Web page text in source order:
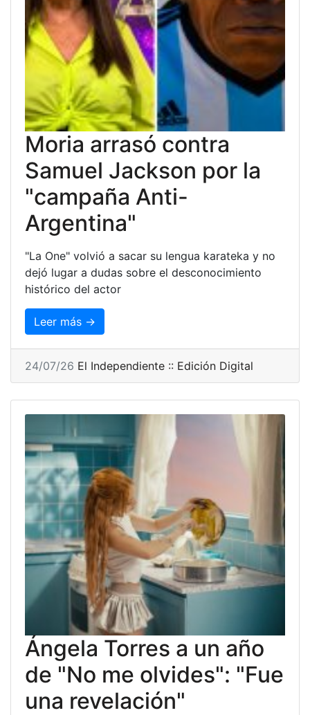
Moria arrasó contra
Samuel Jackson por la
"campaña Anti-
Argentina"
"La One" volvió a sacar su lengua karateka y no
dejó lugar a dudas sobre el desconocimiento
histórico del actor
Leer más →
24/07/26 El Independiente :: Edición Digital
Ángela Torres a un año
de "No me olvides": "Fue
una revelación"